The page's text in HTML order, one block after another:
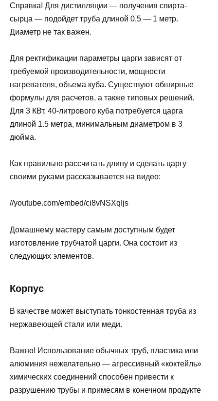
Справка! Для дистилляции — получения спирта-
сырца — подойдет труба длиной 0.5 — 1 метр.
Диаметр не так важен.
Для ректификации параметры царги зависят от
требуемой производительности, мощности
нагревателя, объема куба. Существуют обширные
формулы для расчетов, а также типовых решений.
Для 3 КВт, 40-литрового куба потребуется царга
длиной 1.5 метра, минимальным диаметром в 3
дюйма.
Как правильно рассчитать длину и сделать царгу
своими руками рассказывается на видео:
//youtube.com/embed/ci8vNSXqIjs
Домашнему мастеру самым доступным будет
изготовление трубчатой царги. Она состоит из
следующих элементов.
Корпус
В качестве может выступать тонкостенная труба из
нержавеющей стали или меди.
Важно! Использование обычных труб, пластика или
алюминия нежелательно — агрессивный «коктейль»
химических соединений способен привести к
разрушению трубы и примесям в конечном продукте